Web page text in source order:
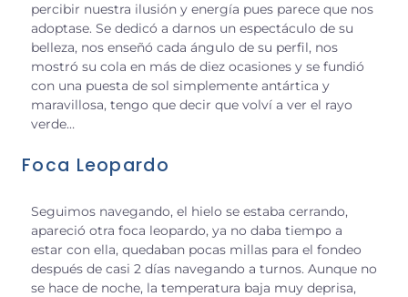
percibir nuestra ilusión y energía pues parece que nos
adoptase. Se dedicó a darnos un espectáculo de su
belleza, nos enseñó cada ángulo de su perfil, nos
mostró su cola en más de diez ocasiones y se fundió
con una puesta de sol simplemente antártica y
maravillosa, tengo que decir que volví a ver el rayo
verde…
Foca Leopardo
Seguimos navegando, el hielo se estaba cerrando,
apareció otra foca leopardo, ya no daba tiempo a
estar con ella, quedaban pocas millas para el fondeo
después de casi 2 días navegando a turnos. Aunque no
se hace de noche, la temperatura baja muy deprisa,